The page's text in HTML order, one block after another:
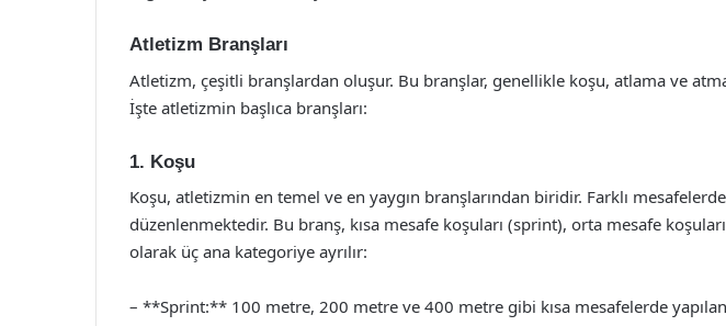
Atletizm Branşları
Atletizm, çeşitli branşlardan oluşur. Bu branşlar, genellikle koşu, atlama ve
İşte atletizmin başlıca branşları:
1. Koşu
Koşu, atletizmin en temel ve en yaygın branşlarından biridir. Farklı mesafelerde
düzenlenmektedir. Bu branş, kısa mesafe koşuları (sprint), orta mesafe
olarak üç ana kategoriye ayrılır:
– **Sprint:** 100 metre, 200 metre ve 400 metre gibi kısa mesafelerde